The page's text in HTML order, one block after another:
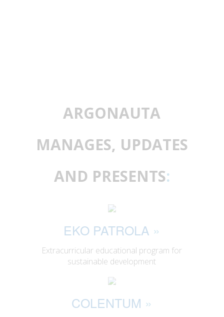
ARGONAUTA
MANAGES, UPDATES
AND PRESENTS:
EKO PATROLA »
Extracurricular educational program for
sustainable development
COLENTUM »